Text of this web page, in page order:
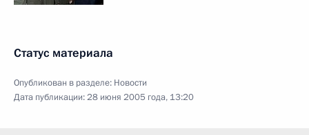
Статус материала
Опубликован в разделе: Новости
Дата публикации:28 июня 2005 года, 13:20